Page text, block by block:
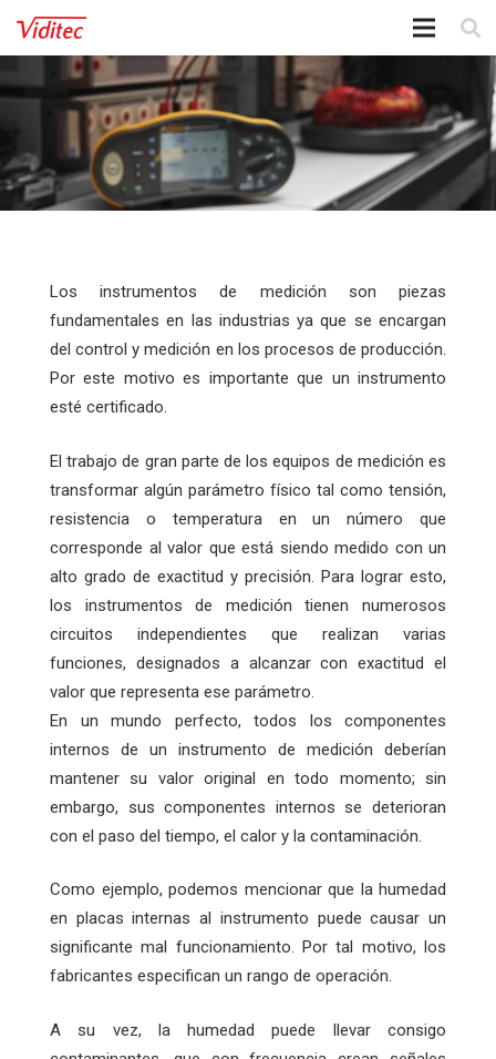
Los instrumentos de medición son piezas
fundamentales en las industrias ya que se encargan
del control y medición en los procesos de producción.
Por este motivo es importante que un instrumento
esté certificado.
El trabajo de gran parte de los equipos de medición es
transformar algún parámetro físico tal como tensión,
resistencia o temperatura en un número que
corresponde al valor que está siendo medido con un
alto grado de exactitud y precisión. Para lograr esto,
los instrumentos de medición tienen numerosos
circuitos independientes que realizan varias
funciones, designados a alcanzar con exactitud el
valor que representa ese parámetro.
En un mundo perfecto, todos los componentes
internos de un instrumento de medición deberían
mantener su valor original en todo momento; sin
embargo, sus componentes internos se deterioran
con el paso del tiempo, el calor y la contaminación.
Como ejemplo, podemos mencionar que la humedad
en placas internas al instrumento puede causar un
significante mal funcionamiento. Por tal motivo, los
fabricantes especifican un rango de operación.
A su vez, la humedad puede llevar consigo